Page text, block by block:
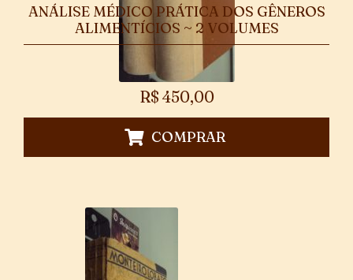
ANÁLISE MÉDICO PRÁTICA DOS GÊNEROS
ALIMENTÍCIOS ~ 2 VOLUMES
R$ 450,00
COMPRAR